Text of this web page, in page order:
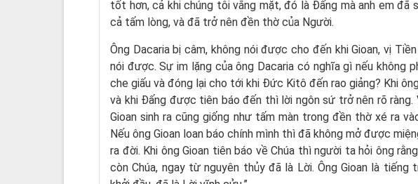
tốt hơn, cả khi chúng tôi vắng mặt, đó là Đấng mà anh em đã
cả tấm lòng, và đã trở nên đền thờ của Người.
Ông Dacaria bị câm, không nói được cho đến khi Gioan, vị
nói được. Sự im lặng của ông Dacaria có nghĩa gì nếu không
che giấu và đóng lại cho tới khi Đức Kitô đến rao giảng? Khi
và khi Đấng được tiên báo đến thì lời ngôn sứ trở nên rõ
Gioan sinh ra cũng giống như tấm màn trong đền thờ xé ra
Nếu ông Gioan loan báo chính mình thì đã không mở được
ra đời. Khi ông Gioan tiên báo về Chúa thì người ta hỏi ông
còn Chúa, ngay từ nguyên thủy đã là Lời. Ông Gioan là